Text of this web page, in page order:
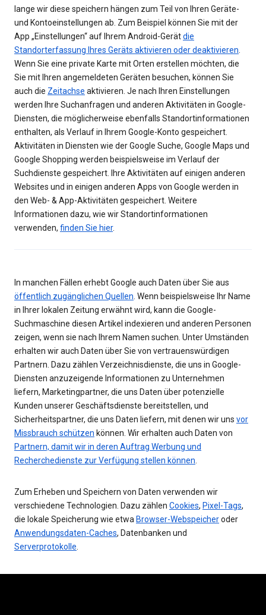
lange wir diese speichern hängen zum Teil von Ihren Geräte-
und Kontoeinstellungen ab. Zum Beispiel können Sie mit der
App „Einstellungen“ auf Ihrem Android-Gerätdie
Standorterfassung Ihres Geräts aktivieren oder deaktivieren
Wenn Sie eine private Karte mit Orten erstellen möchten, die
Sie mit Ihren angemeldeten Geräten besuchen, können Sie
auch die Zeitachse aktivieren. Je nach Ihren Einstellungen
werden Ihre Suchanfragen und anderen Aktivitäten in Google-
Diensten, die möglicherweise ebenfalls Standortinformationen
enthalten, als Verlauf in Ihrem Google-Konto gespeichert.
Aktivitäten in Diensten wie der Google Suche, Google Maps und
Google Shopping werden beispielsweise im Verlauf der
Suchdienste gespeichert. Ihre Aktivitäten auf einigen anderen
Websites und in einigen anderen Apps von Google werden in
den Web- & App-Aktivitäten gespeichert. Weitere
Informationen dazu, wie wir Standortinformationen
verwenden, finden Sie hier.
In manchen Fällen erhebt Google auch Daten über Sie aus
öffentlich zugänglichen Quellen . Wenn beispielsweise Ihr Name
in Ihrer lokalen Zeitung erwähnt wird, kann die Google-
Suchmaschine diesen Artikel indexieren und anderen Personen
zeigen, wenn sie nach Ihrem Namen suchen. Unter Umständen
erhalten wir auch Daten über Sie von vertrauenswürdigen
Partnern. Dazu zählen Verzeichnisdienste, die uns in Google-
Diensten anzuzeigende Informationen zu Unternehmen
liefern, Marketingpartner, die uns Daten über potenzielle
Kunden unserer Geschäftsdienste bereitstellen, und
Sicherheitspartner, die uns Daten liefern, mit denen wir uns vor
Missbrauch schützen können. Wir erhalten auch Daten von
Partnern, damit wir in deren Auftrag Werbung und
Recherchedienste zur Verfügung stellen können
Zum Erheben und Speichern von Daten verwenden wir
verschiedene Technologien. Dazu zählen Cookies, Pixel-Tags,
die lokale Speicherung wie etwa Browser-Webspeicheroder
Anwendungsdaten-Caches, Datenbanken und
Serverprotokolle